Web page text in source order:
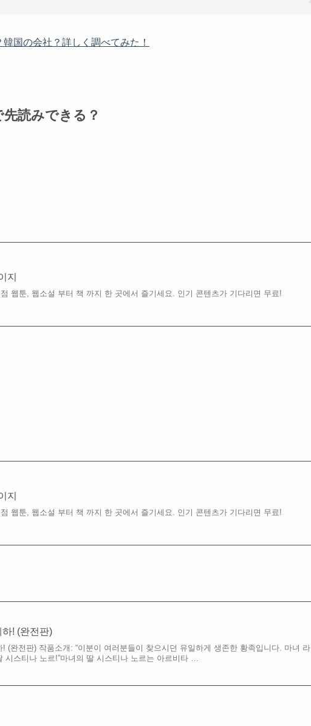
国の会社？詳しく調べてみた！
読みできる？
지
웹툰, 웹소설 부터 책 까지 한 곳에서 즐기세요. 인기 콘텐츠가 기다리면 무료!
지
웹툰, 웹소설 부터 책 까지 한 곳에서 즐기세요. 인기 콘텐츠가 기다리면 무료!
하! (완전판)
! (완전판) 작품소개: “이분이 여러분들이 찾으시던 유일하게 생존한 황족입니다. 마녀 라
시스티나 노르!”마녀의 딸 시스티나 노르는 아르비타 …